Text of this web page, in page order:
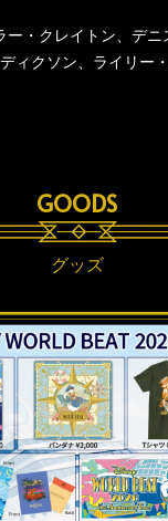
ー・クレイトン、デニ
ィクソン、ライリー
GOODS
グッズ